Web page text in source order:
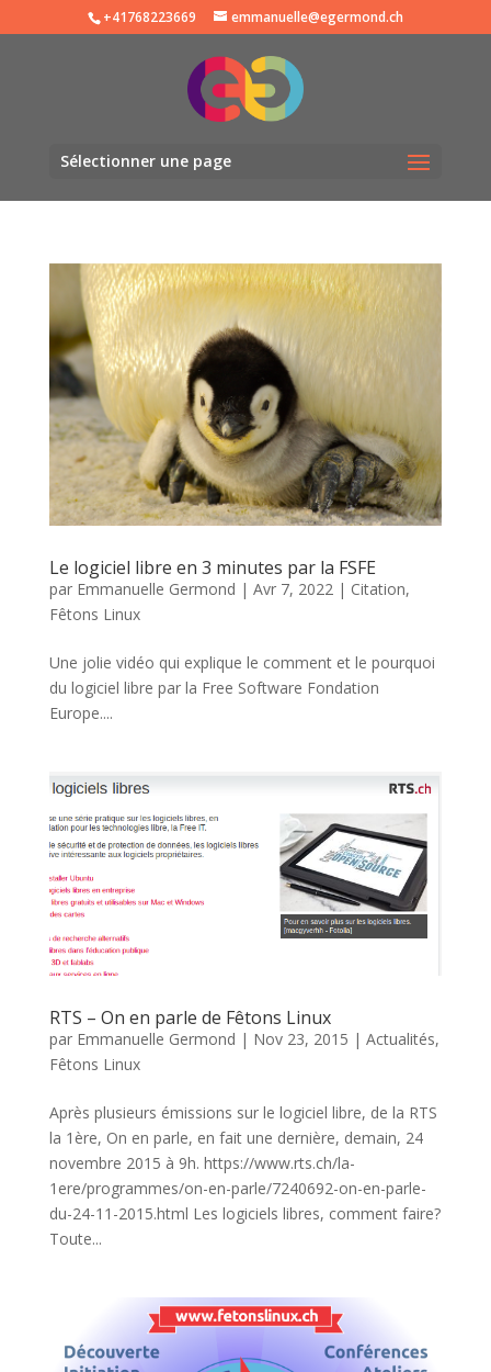
+41768223669 emmanuelle@egermond.ch
Sélectionner une page
Le logiciel libre en 3 minutes par la FSFE
par Emmanuelle Germond | Avr 7, 2022| Citation,
Fêtons Linux
Une jolie vidéo qui explique le comment et le pourquoi
du logiciel libre par la Free Software Fondation
Europe....
RTS – On en parle de Fêtons Linux
par Emmanuelle Germond | Nov 23, 2015 | Actualités,
Fêtons Linux
Après plusieurs émissions sur le logiciel libre, de la RTS
la 1ère, On en parle, en fait une dernière, demain, 24
novembre 2015 à 9h. https://www.rts.ch/la-
1ere/programmes/on-en-parle/7240692-on-en-parle-
du-24-11-2015.html Les logiciels libres, comment faire?
Toute...